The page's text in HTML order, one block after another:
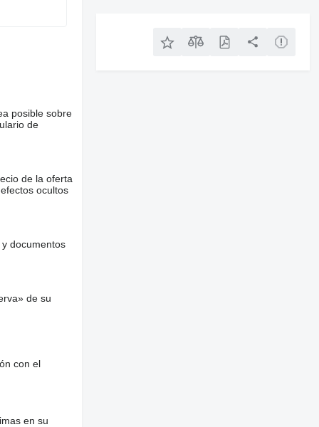
posible sobre
de
de la oferta
ocultos
documentos
de su
con el
en su